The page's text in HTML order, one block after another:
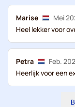
Marise
Mei
Heel lekker voor
Petra
Feb.
Heerlijk voor een